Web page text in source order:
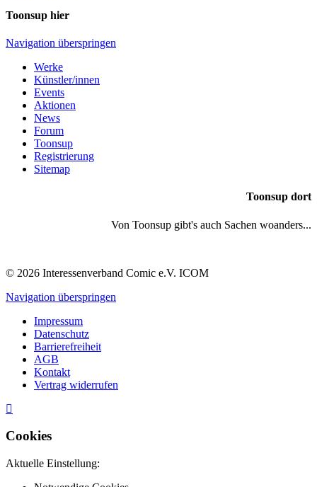
Toonsup hier
Navigation überspringen
Werke
Künstler/innen
Events
Aktionen
News
Forum
Toonsup
Registrierung
Sitemap
Toonsup dort
Von Toonsup gibt's auch Sachen woanders...
© 2026 Interessenverband Comic e.V. ICOM
Navigation überspringen
Impressum
Datenschutz
Barrierefreiheit
AGB
Kontakt
Vertrag widerrufen
Cookies
Aktuelle Einstellung: